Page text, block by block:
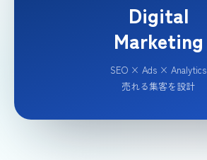
Digital
Marketing
SEO × Ads × Analytics
売れる集客を設計